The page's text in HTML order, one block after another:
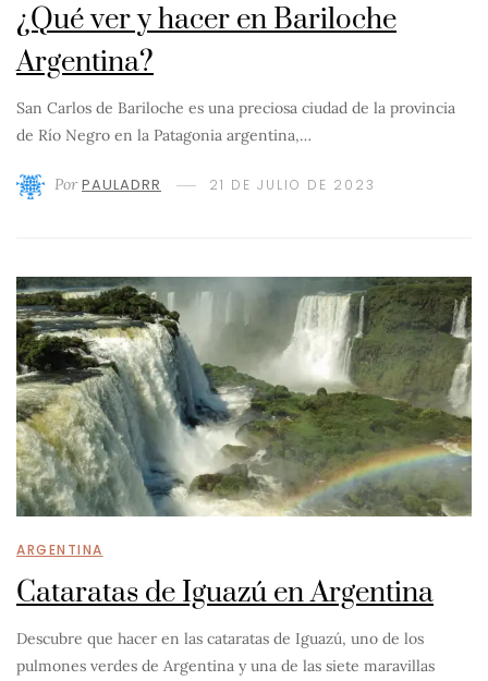
¿Qué ver y hacer en Bariloche
Argentina?
San Carlos de Bariloche es una preciosa ciudad de la provincia
de Río Negro en la Patagonia argentina,…
Por PAULADRR 21 DE JULIO DE 2023
ARGENTINA
Cataratas de Iguazú en Argentina
Descubre que hacer en las cataratas de Iguazú, uno de los
pulmones verdes de Argentina y una de las siete maravillas